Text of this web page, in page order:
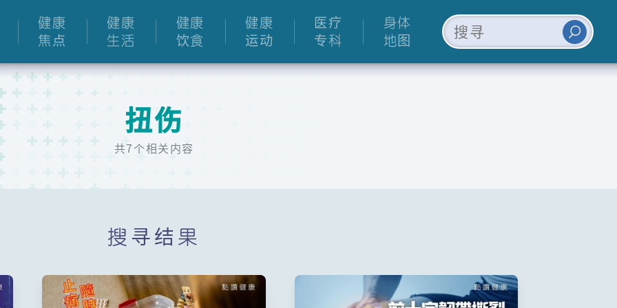
健康
焦点
健康
生活
健康
饮食
健康
运动
医疗
专科
身体
地图
扭伤
共7个相关内容
搜寻结果